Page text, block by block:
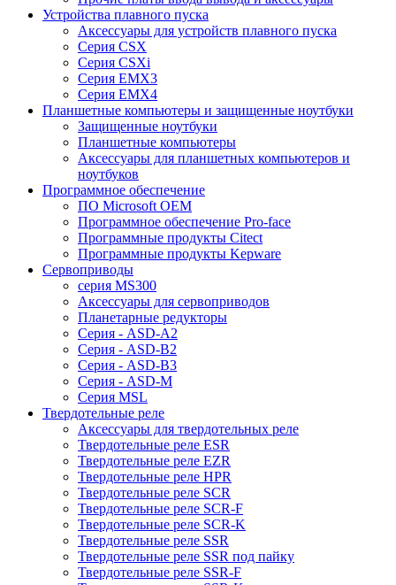
Устройства плавного пуска
Аксессуары для устройств плавного пуска
Серия CSX
Серия CSXi
Серия EMX3
Серия EMX4
Планшетные компьютеры и защищенные ноутбуки
Защищенные ноутбуки
Планшетные компьютеры
Аксессуары для планшетных компьютеров и
ноутбуков
Программное обеспечение
ПО Microsoft OEM
Программное обеспечение Pro-face
Программные продукты Citect
Программные продукты Kepware
Сервоприводы
серия MS300
Аксессуары для сервоприводов
Планетарные редукторы
Серия - ASD-A2
Серия - ASD-B2
Серия - ASD-B3
Серия - ASD-M
Серия MSL
Твердотельные реле
Аксессуары для твердотельных реле
Твердотельные реле ESR
Твердотельные реле EZR
Твердотельные реле HPR
Твердотельные реле SCR
Твердотельные реле SCR-F
Твердотельные реле SCR-K
Твердотельные реле SSR
Твердотельные реле SSR под пайку
Твердотельные реле SSR-F